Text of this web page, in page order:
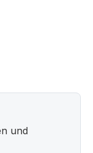
und